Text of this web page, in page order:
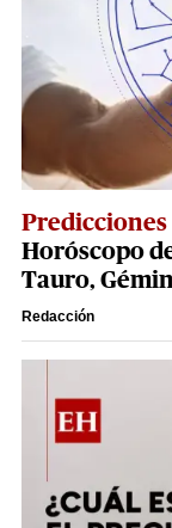
Predicciones
Horóscopo
Tauro,
Redacción